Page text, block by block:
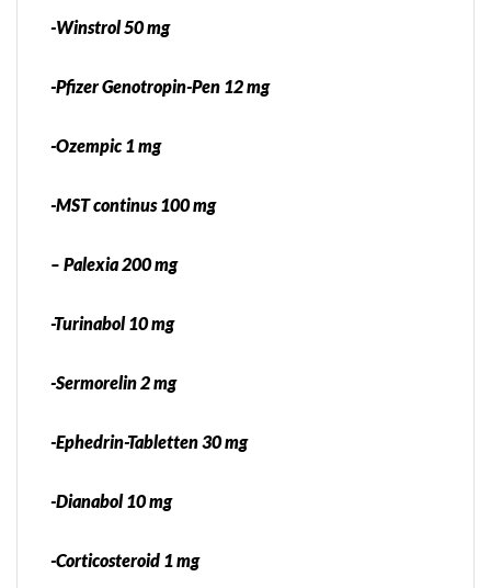
-Winstrol 50 mg
-Pfizer Genotropin-Pen 12 mg
-Ozempic 1 mg
-MST continus 100 mg
– Palexia 200 mg
-Turinabol 10 mg
-Sermorelin 2 mg
-Ephedrin-Tabletten 30 mg
-Dianabol 10 mg
-Corticosteroid 1 mg